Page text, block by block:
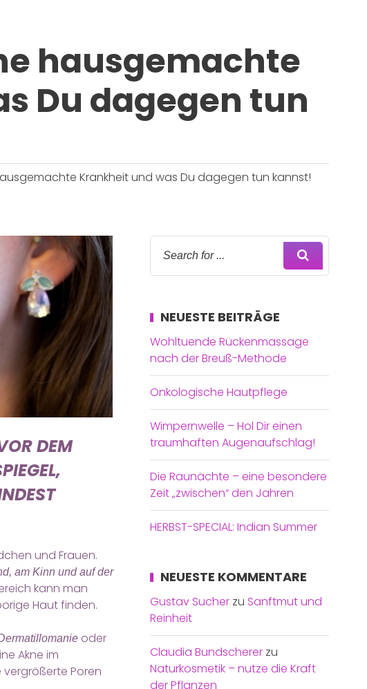
hausgemachte
Du dagegen tun
Krankheit und was Du dagegen tun kannst!
DEM
B
S
und Frauen.
am Kinn und auf der
kann man
Haut finden.
oder
Akne im
vergrößerte Poren
NEUESTE BEITRÄGE
Wohltuende Rückenmassage
nach der Breuß-Methode
Onkologische Hautpflege
Wimpernwelle – Hol Dir einen
traumhaften Augenaufschlag!
Die Raunächte – eine besondere
Zeit „zwischen“ den Jahren
HERBST-SPECIAL: Indian Summer
NEUESTE KOMMENTARE
Gustav Sucherzu Sanftmut und
Reinheit
Claudia Bundschererzu
Naturkosmetik – nutze die Kraft
der Pflanzen